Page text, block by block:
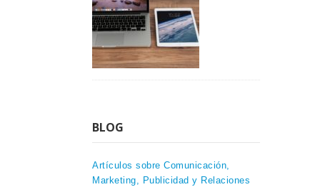
BLOG
Artículos sobre Comunicación,
Marketing, Publicidad y Relaciones